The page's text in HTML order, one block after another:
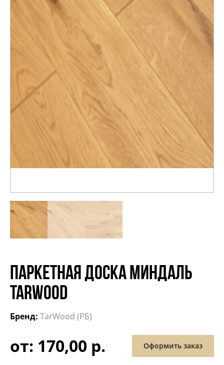
ПАРКЕТНАЯ ДОСКА МИНДАЛЬ
TARWOOD
Бренд: TarWood (РБ)
от: 170,00 р. Оформить заказ
Распродажа